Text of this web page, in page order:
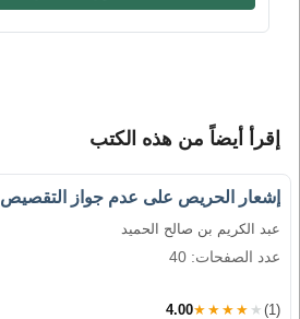
إقرأ أيضاً من هذه الكتب
إشعار الحريص على عدم جواز التقصيص
عبد الكريم بن صالح الحميد
عدد الصفحات: 40
4.00★★★★★ (1)